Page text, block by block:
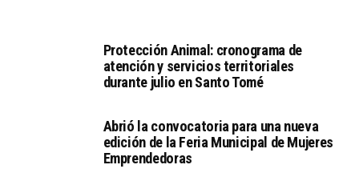
Protección Animal: cronograma de
atención y servicios territoriales
durante julio en Santo Tomé
Abrió la convocatoria para una nueva
edición de la Feria Municipal de Mujeres
Emprendedoras